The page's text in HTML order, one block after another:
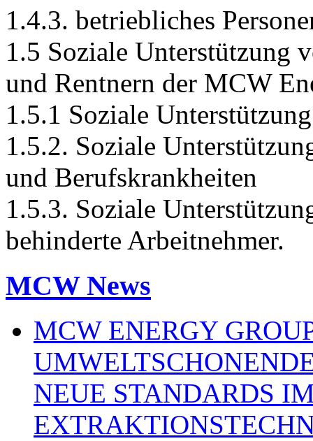
1.4.3. betriebliches
1.5 Soziale Unterstützung
und Rentnern der MCW
1.5.1 Soziale
1.5.2. Soziale
und Berufskrankheiten
1.5.3. Soziale
behinderte Arbeitnehmer.
MCW News
MCW ENERGY
NEUE STANDARDS